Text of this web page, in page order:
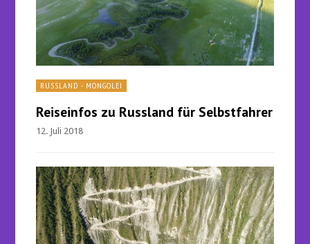
RUSSLAND - MONGOLEI
Reiseinfos zu Russland für Selbstfahrer
12. Juli 2018